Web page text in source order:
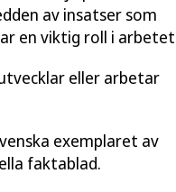
för Om
av insatser som
en viktig roll i
eller arbetar
exemplaret av
faktablad.